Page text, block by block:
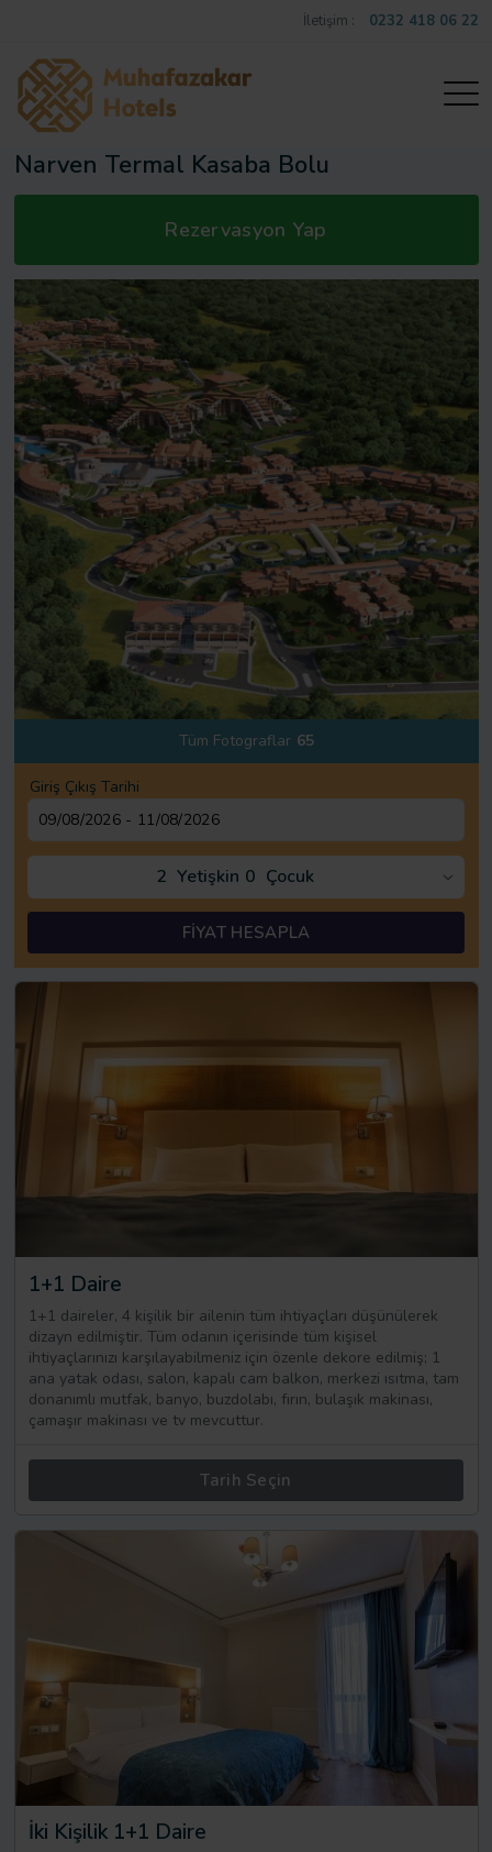
İletişim : 0232 418 06 22
Narven Termal Kasaba Bolu
Rezervasyon Yap
Tüm Fotograflar 65
Giriş Çıkış Tarihi
2 Yetişkin 0 Çocuk
FİYAT HESAPLA
1+1 Daire
1+1 daireler, 4 kişilik bir ailenin tüm ihtiyaçları düşünülerek
dizayn edilmiştir. Tüm odanın içerisinde tüm kişisel
ihtiyaçlarınızı karşılayabilmeniz için özenle dekore edilmiş; 1
ana yatak odası, salon, kapalı cam balkon, merkezi ısıtma, tam
donanımlı mutfak, banyo, buzdolabı, fırın, bulaşık makinası,
çamaşır makinası ve tv mevcuttur.
Tarih Seçin
İki Kişilik 1+1 Daire